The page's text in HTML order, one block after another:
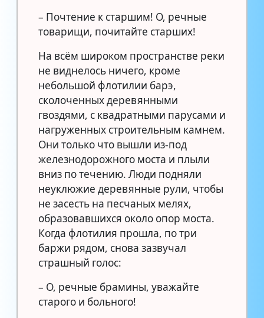
– Почтение к старшим! О, речные
товарищи, почитайте старших!
На всём широком пространстве реки
не виднелось ничего, кроме
небольшой флотилии барэ,
сколоченных деревянными
гвоздями, с квадратными парусами и
нагруженных строительным камнем.
Они только что вышли из-под
железнодорожного моста и плыли
вниз по течению. Люди подняли
неуклюжие деревянные рули, чтобы
не засесть на песчаных мелях,
образовавшихся около опор моста.
Когда флотилия прошла, по три
баржи рядом, снова зазвучал
страшный голос:
– О, речные брамины, уважайте
старого и больного!